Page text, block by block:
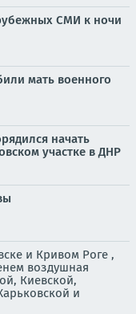
СМИ к ночи
мать военного
начать
участке в ДНР
и Кривом Роге ,
воздушная
Киевской,
и